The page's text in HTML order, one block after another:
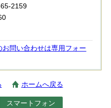
2159
問い合わせは専用フォー
ホームへ戻る
スマートフォン